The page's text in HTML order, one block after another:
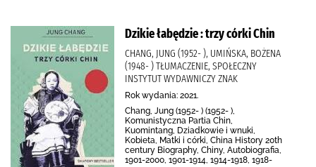
Dzikie łabędzie : trzy córki Chin
CHANG, JUNG (1952- ), UMIŃSKA, BOŻENA
(1948- ) TŁUMACZENIE, SPOŁECZNY
INSTYTUT WYDAWNICZY ZNAK
Rok wydania: 2021.
Chang, Jung (1952- ) (1952- ),
Komunistyczna Partia Chin,
Kuomintang, Dziadkowie i wnuki,
Kobieta, Matki i córki, China History 20th
century Biography, Chiny, Autobiografia,
1901-2000, 1901-1914, 1914-1918, 1918-